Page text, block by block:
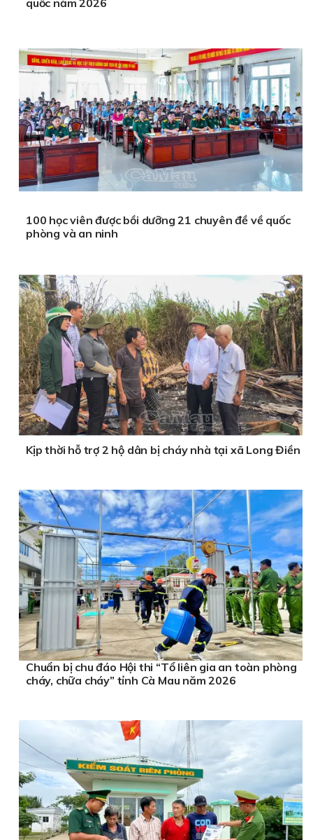
quốc năm 2026
100 học viên được bồi dưỡng 21 chuyên đề về quốc
phòng và an ninh
Kịp thời hỗ trợ 2 hộ dân bị cháy nhà tại xã Long Điền
Chuẩn bị chu đáo Hội thi “Tổ liên gia an toàn phòng
cháy, chữa cháy” tỉnh Cà Mau năm 2026